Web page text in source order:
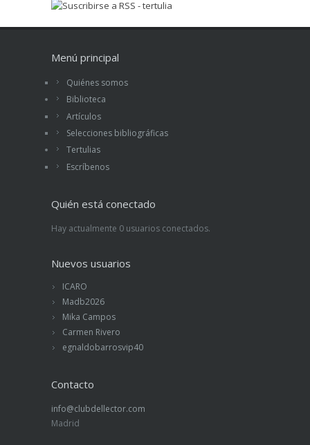
Menú principal
Quiénes somos
Biblioteca
Artículos
Selecciones bibliográficas
Tertulias
Escríbenos
Quién está conectado
Hay actualmente 0 usuarios conectados.
Nuevos usuarios
ICARO
Madb2026
Mika Campos
Carmen Rivero
egnaldobarrosvip40
Contacto
info@clubdellector.com
Madrid